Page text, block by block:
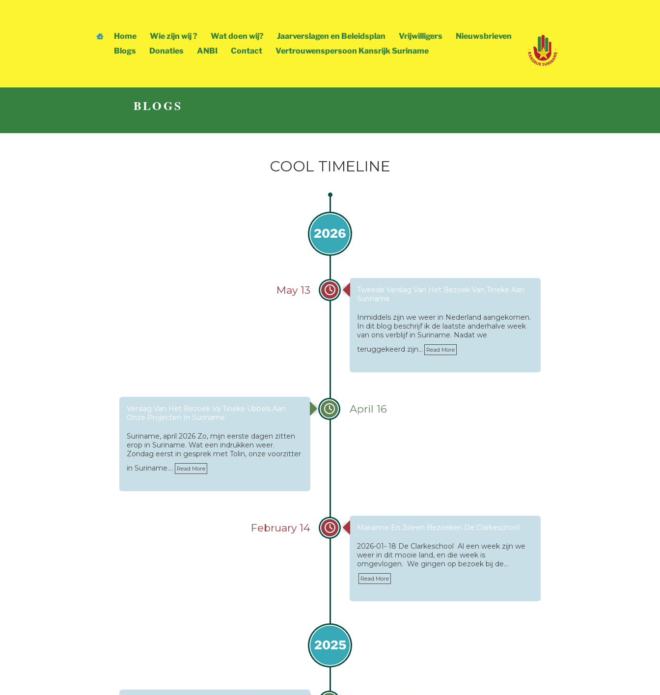
Home Wie zijn wij ? Wat doen wij? Jaarverslagen en Beleidsplan Vrijwilligers
Nieuwsbrieven
Blogs
Donaties ANBI Contact Vertrouwenspersoon Kansrijk Suriname
BLOGS
COOL TIMELINE
2026
May 13
Tweede Verslag Van Het Bezoek Van Tineke Aan
Suriname
Inmiddels zijn we weer in Nederland aangekomen.
In dit blog beschrijf ik de laatste anderhalve week
van ons verblijf in Suriname. Nadat we
teruggekeerd zijn…
Read More
April 16
Verslag Van Het Bezoek Va Tineke Ubbels Aan
Onze Projecten In Suriname
Suriname, april 2026 Zo, mijn eerste dagen zitten
erop in Suriname. Wat een indrukken weer.
Zondag eerst in gesprek met Tolin, onze voorzitter
in Suriname.…
Read More
February 14 Marianne En Joleen Bezoeken De Clarkeschool
2026-01- 18 De Clarkeschool Al een week zijn we
weer in dit mooie land, en die week is
omgevlogen. We gingen op bezoek bij de…
Read More
2025